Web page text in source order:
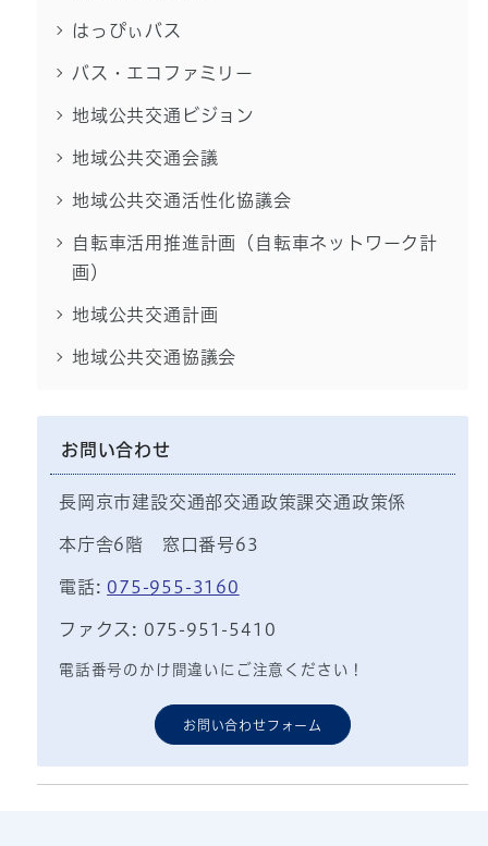
はっぴぃバス
バス・エコファミリー
地域公共交通ビジョン
地域公共交通会議
地域公共交通活性化協議会
自転車活用推進計画（自転車ネットワーク計
画）
地域公共交通計画
地域公共交通協議会
お問い合わせ
長岡京市建設交通部交通政策課交通政策係
本庁舎6階 窓口番号63
電話: 075-955-3160
ファクス: 075-951-5410
電話番号のかけ間違いにご注意ください！
お問い合わせフォーム